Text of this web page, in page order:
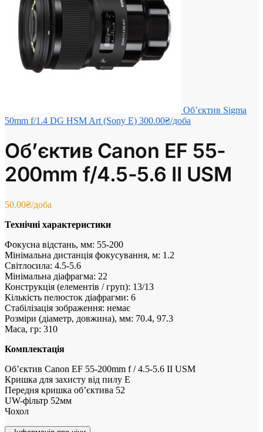
Об’єктив Sigma
50mm f/1.4 DG HSM Art (Sony E) 300.00₴/доба
Об’єктив Canon EF 55-
200mm f/4.5-5.6 II USM
50.00₴/доба
Технічні характеристики
Фокусна відстань, мм: 55-200
Мінімальна дистанція фокусування, м: 1.2
Світлосила: 4.5-5.6
Мінімальна діафрагма: 22
Конструкція (елементів / груп): 13/13
Кількість пелюсток діафрагми: 6
Стабілізація зображення: немає
Розміри (діаметр, довжина), мм: 70.4, 97.3
Маса, гр: 310
Комплектація
Об’єктив Canon EF 55-200mm f / 4.5-5.6 II USM
Кришка для захисту від пилу Е
Передня кришка об’єктива 52
UW-фільтр 52мм
Чохол